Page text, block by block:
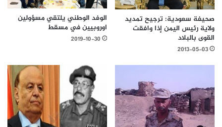
صحيفة سعودية: ترجيح تمديد
ولاية رئيس اليمن إذا وافقت
القوى بالبلاد
2013-05-03
الوفد الوطني يلتقي مسؤولين
اوروبيين في مسقط
2019-10-30